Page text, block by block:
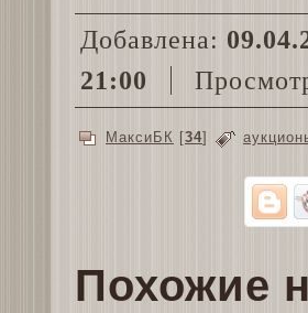
Добавлена:
21:00
МаксиБК [34]
Похожие